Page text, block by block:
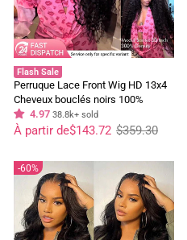
Flash Sale
Perruque Lace Front Wig HD 13x4
Cheveux bouclés noirs 100%
cheveux humains vierges pré-
épilés - Geeta Hair
4.97 38.8k+ sold
Prix
régulier
$359.30
Prix
réduit
À partir de$143.72
60%